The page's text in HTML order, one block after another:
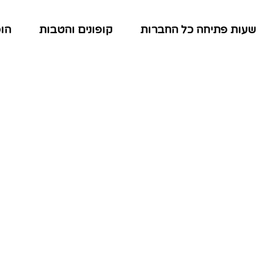
שעות פתיחה כל החברות קופונים והטבות